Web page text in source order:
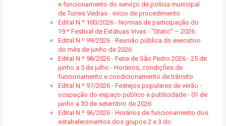
e funcionamento do serviço de polícia municipal
de Torres Vedras - início de procedimento
Edital N.º 100/2026 - Normas de participação do
19.º Festival de Estátuas Vivas - “Static” – 2026
Edital N.º 99/2026 - Reunião pública do executivo
do mês de junho de 2026
Edital N.º 98/2026 - Feira de São Pedro 2026 - 25 de
junho a 5 de julho - Horários, condições de
funcionamento e condicionamento de trânsito
Edital N.º 97/2026 - Festejos populares de verão -
ocupação do espaço público e publicidade - 01 de
junho a 30 de setembro de 2026
Edital N.º 96/2026 - Horários de funcionamento dos
estabelecimentos dos grupos 2 e 3 do